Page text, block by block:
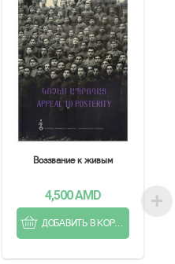
Воззвание к живым
4,500AMD
ДОБАВИТЬ В КОРЗИНУ